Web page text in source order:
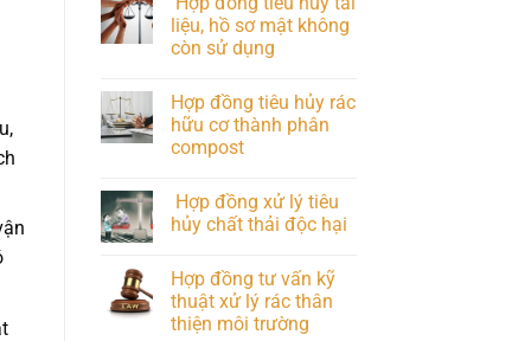
liệu, hồ sơ mật không
còn sử dụng
Hợp đồng tiêu hủy rác
hữu cơ thành phân
compost
Hợp đồng xử lý tiêu
hủy chất thải độc hại
Hợp đồng tư vấn kỹ
thuật xử lý rác thân
thiện môi trường